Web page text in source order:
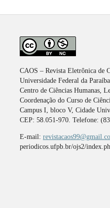
CAOS – Revista Eletrônica de
Universidade Federal da Paraíba
Centro de Ciências Humanas,
Coordenação do Curso de
Campus I, bloco V, Cidade
CEP: 58.051-970. Telefone:
E-mail:
periodicos.ufpb.br/ojs2/